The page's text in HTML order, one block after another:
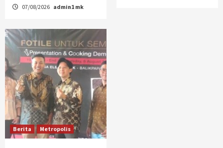
07/08/2026 admin1 mk
Berita Metropolis